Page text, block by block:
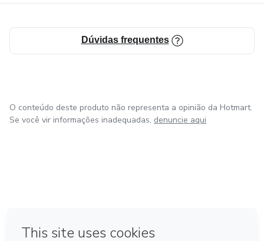
Dúvidas frequentes
O conteúdo deste produto não representa a opinião da Hotmart.
Se você vir informações inadequadas, denuncie aqui
Feito com ❤ em Bogotá